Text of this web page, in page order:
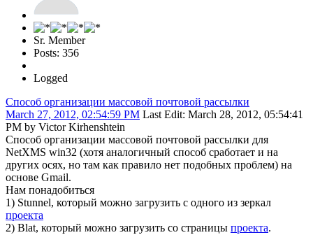
Sr. Member
Posts: 356
Logged
Способ организации массовой почтовой рассылки
March 27, 2012, 02:54:59 PM Last Edit: March 28, 2012, 05:54:41
PM by Victor Kirhenshtein
Способ организации массовой почтовой рассылки для
NetXMS win32 (хотя аналогичный способ сработает и на
других осях, но там как правило нет подобных проблем) на
основе Gmail.
Нам понадобиться
1) Stunnel, который можно загрузить с одного из зеркал
проекта
2) Blat, который можно загрузить со страницы проекта.